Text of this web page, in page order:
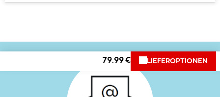
79.99 € LIEFEROPTIONEN